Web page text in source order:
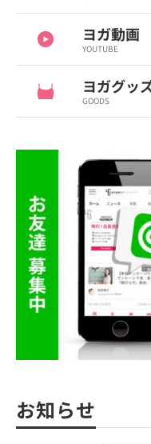
ヨガ動画
YOUTUBE
ヨガグッ
GOODS
お知らせ